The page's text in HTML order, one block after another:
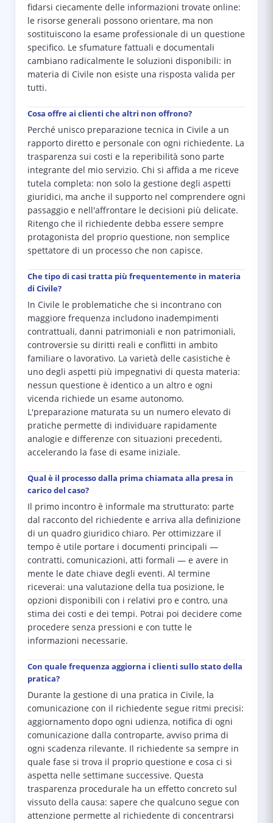
fidarsi ciecamente delle informazioni trovate online:
le risorse generali possono orientare, ma non
sostituiscono la esame professionale di un questione
specifico. Le sfumature fattuali e documentali
cambiano radicalmente le soluzioni disponibili: in
materia di Civile non esiste una risposta valida per
tutti.
Cosa offre ai clienti che altri non offrono?
Perché unisco preparazione tecnica in Civile a un
rapporto diretto e personale con ogni richiedente. La
trasparenza sui costi e la reperibilità sono parte
integrante del mio servizio. Chi si affida a me riceve
tutela completa: non solo la gestione degli aspetti
giuridici, ma anche il supporto nel comprendere ogni
passaggio e nell'affrontare le decisioni più delicate.
Ritengo che il richiedente debba essere sempre
protagonista del proprio questione, non semplice
spettatore di un processo che non capisce.
Che tipo di casi tratta più frequentemente in materia
di Civile?
In Civile le problematiche che si incontrano con
maggiore frequenza includono inadempimenti
contrattuali, danni patrimoniali e non patrimoniali,
controversie su diritti reali e conflitti in ambito
familiare o lavorativo. La varietà delle casistiche è
uno degli aspetti più impegnativi di questa materia:
nessun questione è identico a un altro e ogni
vicenda richiede un esame autonomo.
L'preparazione maturata su un numero elevato di
pratiche permette di individuare rapidamente
analogie e differenze con situazioni precedenti,
accelerando la fase di esame iniziale.
Qual è il processo dalla prima chiamata alla presa in
carico del caso?
Il primo incontro è informale ma strutturato: parte
dal racconto del richiedente e arriva alla definizione
di un quadro giuridico chiaro. Per ottimizzare il
tempo è utile portare i documenti principali —
contratti, comunicazioni, atti formali — e avere in
mente le date chiave degli eventi. Al termine
riceverai: una valutazione della tua posizione, le
opzioni disponibili con i relativi pro e contro, una
stima dei costi e dei tempi. Potrai poi decidere come
procedere senza pressioni e con tutte le
informazioni necessarie.
Con quale frequenza aggiorna i clienti sullo stato della
pratica?
Durante la gestione di una pratica in Civile, la
comunicazione con il richiedente segue ritmi precisi:
aggiornamento dopo ogni udienza, notifica di ogni
comunicazione dalla controparte, avviso prima di
ogni scadenza rilevante. Il richiedente sa sempre in
quale fase si trova il proprio questione e cosa ci si
aspetta nelle settimane successive. Questa
trasparenza procedurale ha un effetto concreto sul
vissuto della causa: sapere che qualcuno segue con
attenzione permette al richiedente di concentrarsi